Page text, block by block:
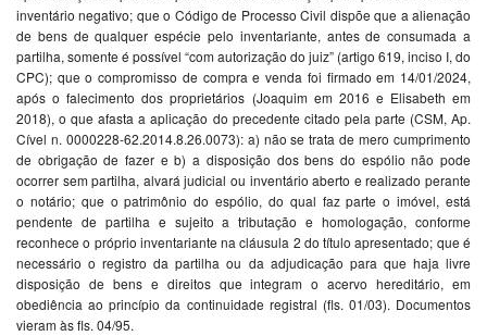
inventário negativo; que o Código de Processo Civil dispõe que a alienação
de bens de qualquer espécie pelo inventariante, antes de consumada a
partilha, somente é possível “com autorização do juiz” (artigo 619, inciso I, do
CPC); que o compromisso de compra e venda foi firmado em 14/01/2024,
após o falecimento dos proprietários (Joaquim em 2016 e Elisabeth em
2018), o que afasta a aplicação do precedente citado pela parte (CSM, Ap.
Cível n. 0000228-62.2014.8.26.0073): a) não se trata de mero cumprimento
de obrigação de fazer e b) a disposição dos bens do espólio não pode
ocorrer sem partilha, alvará judicial ou inventário aberto e realizado perante
o notário; que o patrimônio do espólio, do qual faz parte o imóvel, está
pendente de partilha e sujeito a tributação e homologação, conforme
reconhece o próprio inventariante na cláusula 2 do título apresentado; que é
necessário o registro da partilha ou da adjudicação para que haja livre
disposição de bens e direitos que integram o acervo hereditário, em
obediência ao princípio da continuidade registral (fls. 01/03). Documentos
vieram às fls. 04/95.